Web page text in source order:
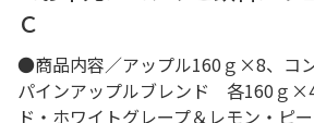
Ｃ
●商品内容／アップル160ｇ×8、コ
パインアップルブレンド 各160ｇ
ド・ホワイトグレープ＆レモン・ピ